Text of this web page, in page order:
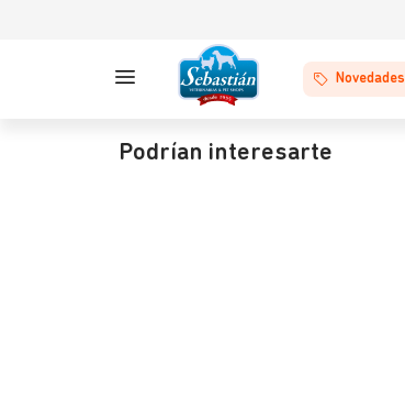
Novedades
Podrían interesarte